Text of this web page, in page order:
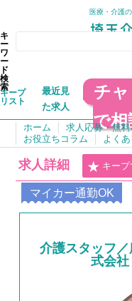
医療・介護
キ
ー
ワ
ー
ド
検
索
キープ
リスト
最近見
た求人
チャ
で相
ホーム 求人応募・無
お役立ちコラム
よく
求人詳細 キープ
マイカー通勤OK
介護スタッフ
式会